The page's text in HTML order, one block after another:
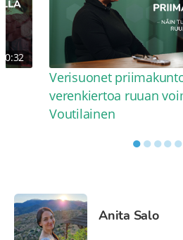
30:32
Verisuonet
verenkiertoa ruuan
Voutilainen
●●●●●
Anita Salo